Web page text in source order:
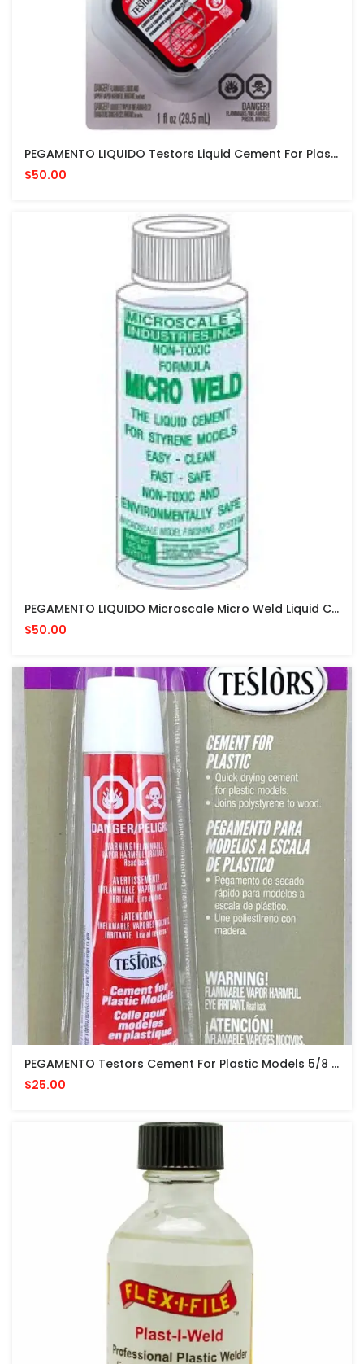
PEGAMENTO LIQUIDO Testors Liquid Cement For Plastic Models 1 Fl Oz PARA MODELISMO
$50.00
PEGAMENTO LIQUIDO Microscale Micro Weld Liquid Cement #06 PARA MODELISMO
$50.00
PEGAMENTO Testors Cement For Plastic Models 5/8 Fl Oz PARA MODELOS PLASTICOS
$25.00